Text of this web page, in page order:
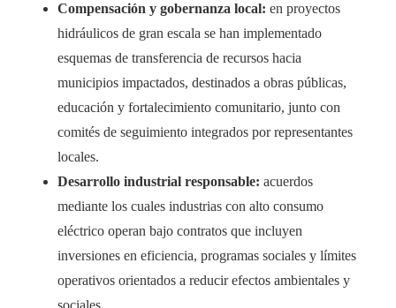
Compensación y gobernanza local: en proyectos
hidráulicos de gran escala se han implementado
esquemas de transferencia de recursos hacia
municipios impactados, destinados a obras públicas,
educación y fortalecimiento comunitario, junto con
comités de seguimiento integrados por representantes
locales.
Desarrollo industrial responsable: acuerdos
mediante los cuales industrias con alto consumo
eléctrico operan bajo contratos que incluyen
inversiones en eficiencia, programas sociales y límites
operativos orientados a reducir efectos ambientales y
sociales.